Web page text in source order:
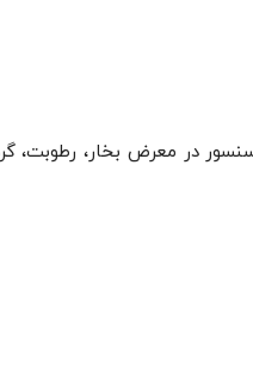
در معرض بخار، رطوبت،